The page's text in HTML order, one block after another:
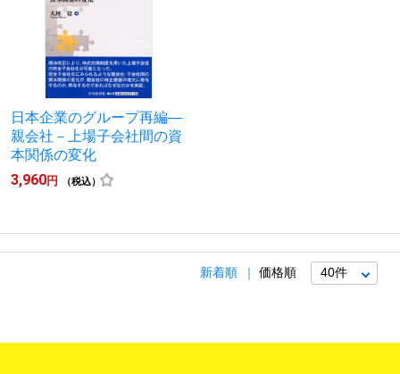
日本企業のグループ再編―
親会社－上場子会社間の資
本関係の変化
3,960円 （税込）
新着順 価格順